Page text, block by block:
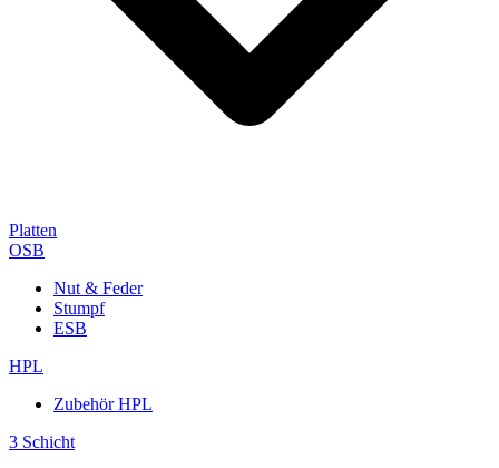
Platten
OSB
Nut & Feder
Stumpf
ESB
HPL
Zubehör HPL
3 Schicht